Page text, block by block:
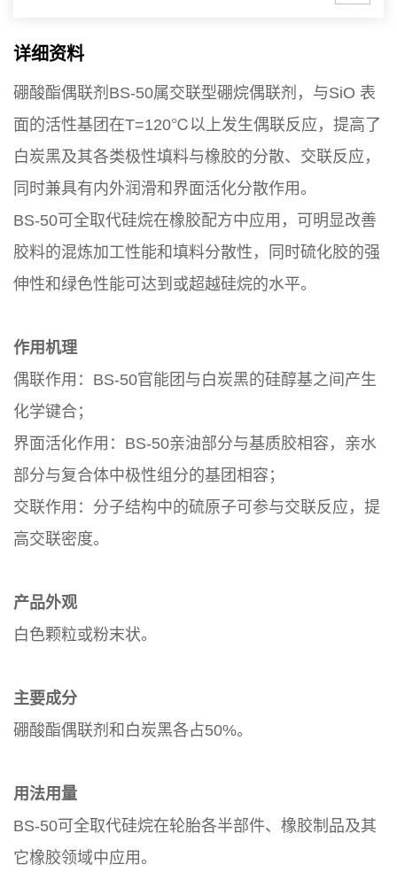
详细资料
硼酸酯偶联剂BS-50属交联型硼烷偶联剂，与SiO 表
面的活性基团在T=120℃以上发生偶联反应，提高了
白炭黑及其各类极性填料与橡胶的分散、交联反应，
同时兼具有内外润滑和界面活化分散作用。
BS-50可全取代硅烷在橡胶配方中应用，可明显改善
胶料的混炼加工性能和填料分散性，同时硫化胶的强
伸性和绿色性能可达到或超越硅烷的水平。
作用机理
偶联作用：BS-50官能团与白炭黑的硅醇基之间产生
化学键合；
界面活化作用：BS-50亲油部分与基质胶相容，亲水
部分与复合体中极性组分的基团相容；
交联作用：分子结构中的硫原子可参与交联反应，提
高交联密度。
产品外观
白色颗粒或粉末状。
主要成分
硼酸酯偶联剂和白炭黑各占50%。
用法用量
BS-50可全取代硅烷在轮胎各半部件、橡胶制品及其
它橡胶领域中应用。